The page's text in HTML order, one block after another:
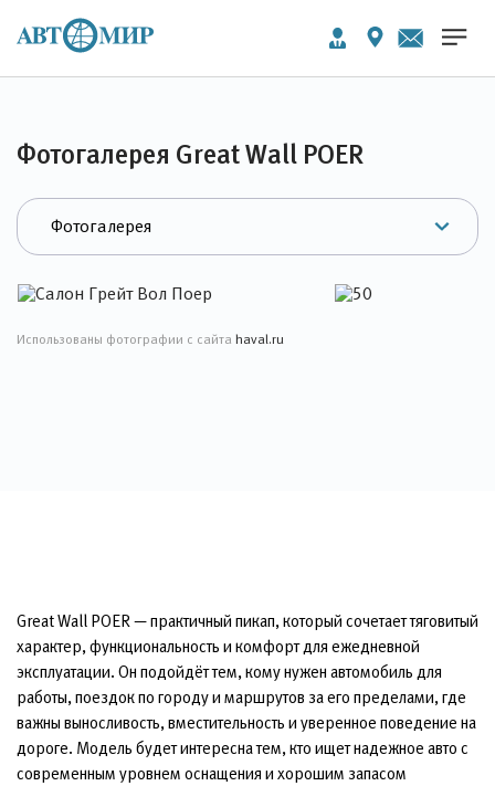
Фотогалерея Great Wall POER
Использованы фотографии с сайта haval.ru
Great Wall POER — практичный пикап, который сочетает тяговитый
характер, функциональность и комфорт для ежедневной
эксплуатации. Он подойдёт тем, кому нужен автомобиль для
работы, поездок по городу и маршрутов за его пределами, где
важны выносливость, вместительность и уверенное поведение на
дороге. Модель будет интересна тем, кто ищет надежное авто с
современным уровнем оснащения и хорошим запасом